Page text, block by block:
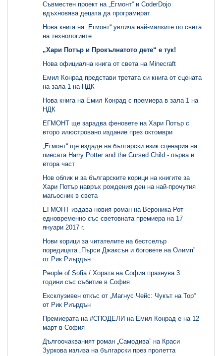
Съвместен проект на „Егмонт“ и CoderDojo
вдъхновява децата да програмират
Нова книга на „Егмонт“ увлича най-малките по света
на технологиите
„Хари Потър и Прокълнатото дете“ е тук!
Нова официална книга от света на Minecraft
Емил Конрад представи третата си книга от сцената
на зала 1 на НДК
Нова книга на Емил Конрад с премиера в зала 1 на
НДК
ЕГМОНТ ще зарадва феновете на Хари Потър с
второ илюстровано издание през октомври
„Егмонт“ ще издаде на български език сценария на
пиесата Harry Potter and the Cursed Child - първа и
втора част
Нов облик и за българските корици на книгите за
Хари Потър навръх рождения ден на най-прочутия
магьосник в света
ЕГМОНТ издава новия роман на Вероника Рот
едновременно със световната премиера на 17
януари 2017 г.
Нови корици за читателите на бестселър
поредицата „Пърси Джаксън и боговете на Олимп”
от Рик Риърдън
People of Sofia / Хората на София празнува 3
години със събитие в София
Ексклузивен откъс от „Магнус Чейс: Чукът на Тор“
от Рик Риърдън
Премиерата на #СПОДЕЛИ на Емил Конрад е на 12
март в София
Дългоочакваният роман „Самодива” на Краси
Зуркова излиза на български през пролетта